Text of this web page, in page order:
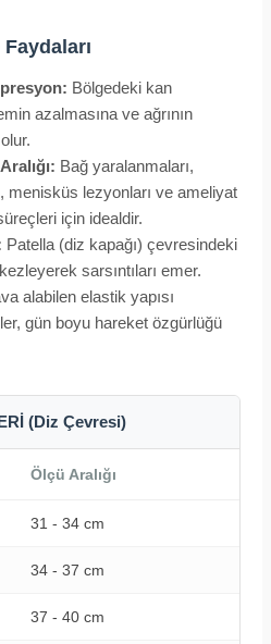
Bölgedeki kan
azalmasına ve ağrının
Bağ yaralanmaları,
menisküs lezyonları ve ameliyat
için idealdir.
Patella (diz kapağı) çevresindeki
sarsıntıları emer.
alabilen elastik yapısı
gün boyu hareket özgürlüğü
(Diz Çevresi)
Ölçü Aralığı
31 - 34 cm
34 - 37 cm
37 - 40 cm